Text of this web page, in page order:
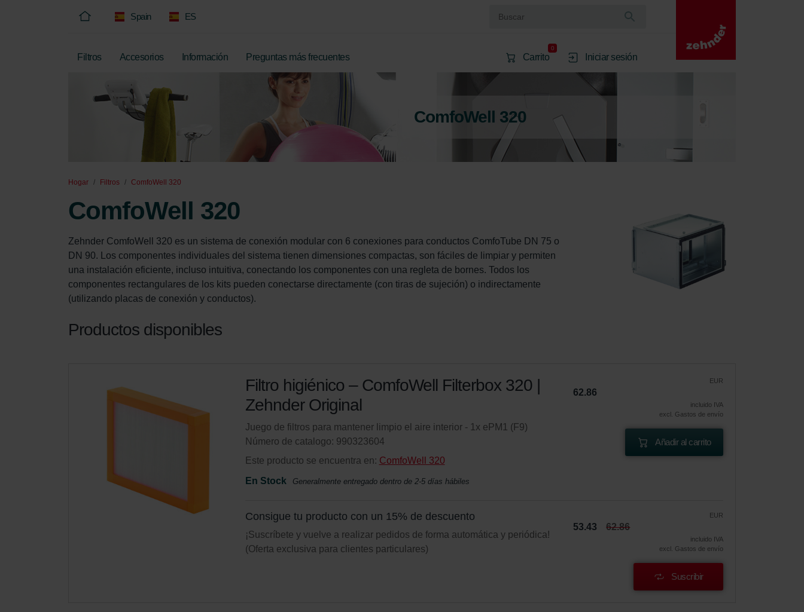
Spain ES
Filtros Accesorios Información Preguntas más frecuentes Carrito
0
Iniciar sesión
ComfoWell 320
Hogar Filtros ComfoWell 320
ComfoWell 320
Zehnder ComfoWell 320 es un sistema de conexión modular con 6 conexiones para conductos ComfoTube DN 75 o
DN 90. Los componentes individuales del sistema tienen dimensiones compactas, son fáciles de limpiar y permiten
una instalación eficiente, incluso intuitiva, conectando los componentes con una regleta de bornes. Todos los
componentes rectangulares de los kits pueden conectarse directamente (con tiras de sujeción) o indirectamente
(utilizando placas de conexión y conductos).
Productos disponibles
Filtro higiénico – ComfoWell Filterbox 320 |
Zehnder Original
Juego de filtros para mantener limpio el aire interior - 1x ePM1 (F9)
Número de catalogo: 990323604
Este producto se encuentra en: ComfoWell 320
En Stock
Generalmente entregado dentro de 2-5 días hábiles
EUR
62.86
incluido IVA
excl. Gastos de envío
Añadir al carrito
Consigue tu producto con un 15% de descuento
¡Suscríbete y vuelve a realizar pedidos de forma automática y periódica!
(Oferta exclusiva para clientes particulares)
EUR
53.43 62.86
incluido IVA
excl. Gastos de envío
Suscribir